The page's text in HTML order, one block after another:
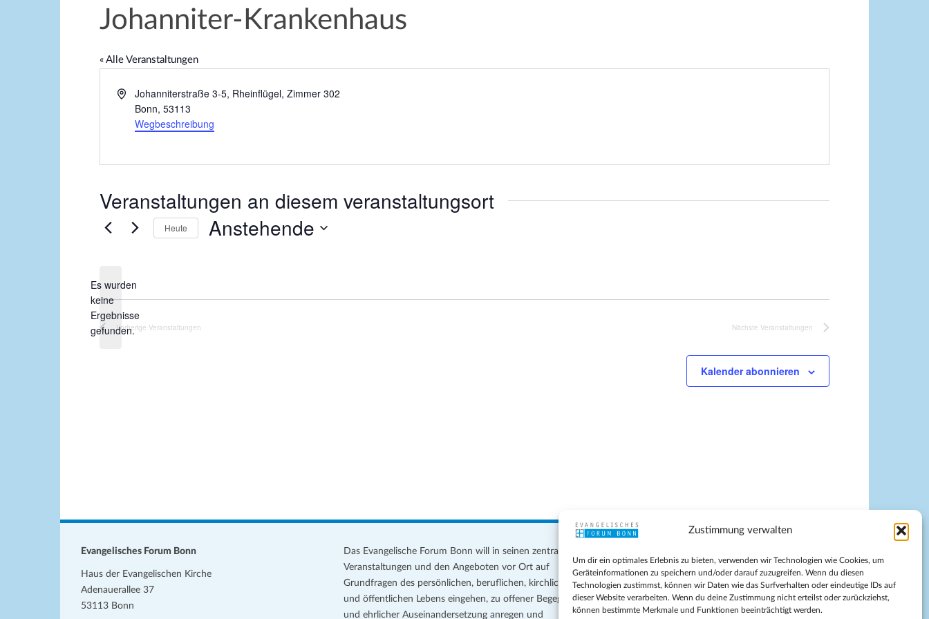
Zustimmung verwalten
Um dir ein optimales Erlebnis zu bieten, verwenden wir Technologien wie Cookies, um
Geräteinformationen zu speichern und/oder darauf zuzugreifen. Wenn du diesen
Technologien zustimmst, können wir Daten wie das Surfverhalten oder eindeutige IDs auf
dieser Website verarbeiten. Wenn du deine Zustimmung nicht erteilst oder zurückziehst,
können bestimmte Merkmale und Funktionen beeinträchtigt werden.
Johanniter-Krankenhaus
« Alle Veranstaltungen
A
s
Johanniterstraße 3-5, Rheinflügel, Zimmer 302
Bonn, 53113
Wegbeschreibung
Veranstaltungen an diesem veranstaltungsort
H
i
Es wurden
keine
Ergebnisse
gefunden.
Heute Anstehende
u
Vorherige Veranstaltungen Nächste Veranstaltungen
Kalender abonnieren
Evangelisches Forum Bonn
Haus der Evangelischen Kirche
Adenauerallee 37
53113 Bonn
Das Evangelische Forum Bonn will in seinen zentralen
Veranstaltungen und den Angeboten vor Ort auf
Grundfragen des persönlichen, beruflichen, kirchlichen
und öffentlichen Lebens eingehen, zu offener Begegnung
und ehrlicher Auseinandersetzung anregen und
Datenschutz
Teilnahmebedingungen
Evangelische Kirche in Bonn
Cookie-Richtlinie (EU)